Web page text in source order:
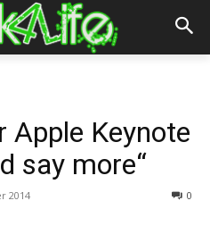
Apple Keynote
say more“
2014 0